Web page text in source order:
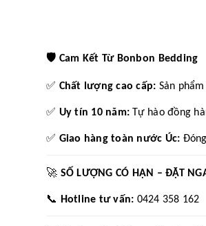
🛡️ Cam Kết Từ Bonbon Bedding
✅ Chất lượng cao cấp: Sản
✅ Uy tín 10 năm: Tự hào đồng
✅ Giao hàng toàn nước Úc:
🚀 SỐ LƯỢNG CÓ HẠN – ĐẶT
📞 Hotline tư vấn: 0424 358 162